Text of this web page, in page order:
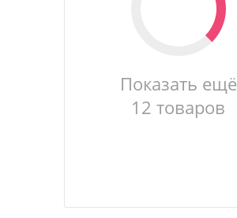
Показать ещё
12 товаров